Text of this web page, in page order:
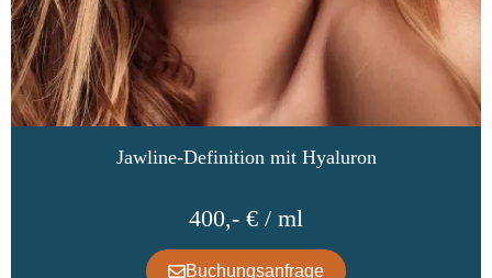
Jawline-Definition mit Hyaluron
400,- € / ml
Buchungsanfrage